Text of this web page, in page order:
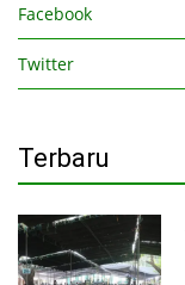
Facebook
Twitter
Terbaru